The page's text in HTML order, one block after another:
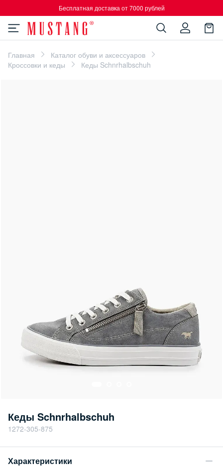
Бесплатная доставка от 7000 рублей
Главная
Каталог обуви и аксессуаров
Кроссовки и кеды
Кеды Schnrhalbschuh
Кеды Schnrhalbschuh
1272-305-875
Характеристики